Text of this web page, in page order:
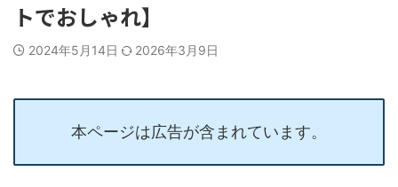
トでおしゃれ】
2024年5月14日 2026年3月9日
本ページは広告が含まれています。